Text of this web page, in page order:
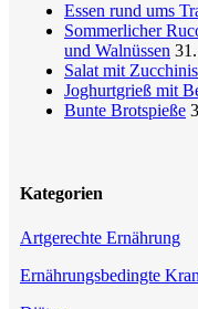
Essen rund ums
Sommerlicher
und Walnüssen
Salat mit
Joghurtgrieß mit
Bunte Brotspieße
Kategorien
Artgerechte Ernährung
Ernährungsbedingte